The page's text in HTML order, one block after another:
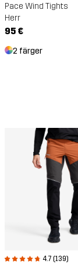
Pace Wind Tights
Herr
95 €
2 färger
4.7 (139)